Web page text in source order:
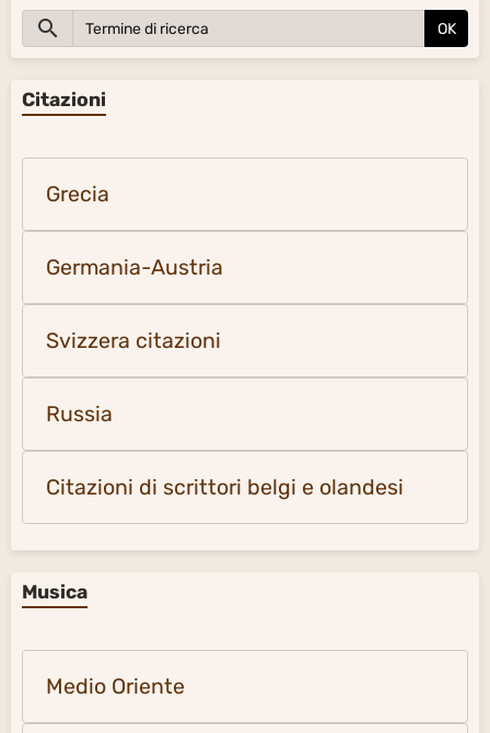
OK
Citazioni
Grecia
Germania-Austria
Svizzera citazioni
Russia
Citazioni di scrittori belgi e olandesi
Musica
Medio Oriente